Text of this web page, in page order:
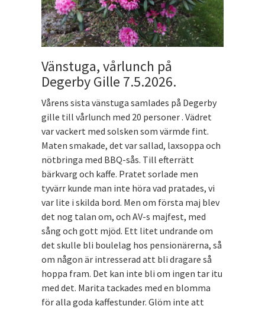
Vänstuga, vårlunch på
Degerby Gille 7.5.2026.
Vårens sista vänstuga samlades på Degerby
gille till vårlunch med 20 personer . Vädret
var vackert med solsken som värmde fint.
Maten smakade, det var sallad, laxsoppa och
nötbringa med BBQ-sås. Till efterrätt
bärkvarg och kaffe. Pratet sorlade men
tyvärr kunde man inte höra vad pratades, vi
var lite i skilda bord. Men om första maj blev
det nog talan om, och AV-s majfest, med
sång och gott mjöd. Ett litet undrande om
det skulle bli boulelag hos pensionärerna, så
om någon är intresserad att bli dragare så
hoppa fram. Det kan inte bli om ingen tar itu
med det. Marita tackades med en blomma
för alla goda kaffestunder. Glöm inte att